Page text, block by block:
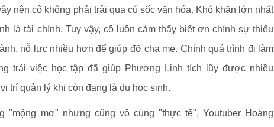
nên cô không phải trải qua cú sốc văn hóa. Khó khăn lớn nhất
là tài chính. Tuy vậy, cô luôn cảm thấy biết ơn chính sự thiếu
nỗ lực nhiều hơn để giúp đỡ cha mẹ. Chính quá trình đi làm
trải việc học tập đã giúp Phương Linh tích lũy được nhiều
trí quản lý khi còn đang là du học sinh.
"mộng mơ" nhưng cũng vô cùng "thực tế", Youtuber Hoàng